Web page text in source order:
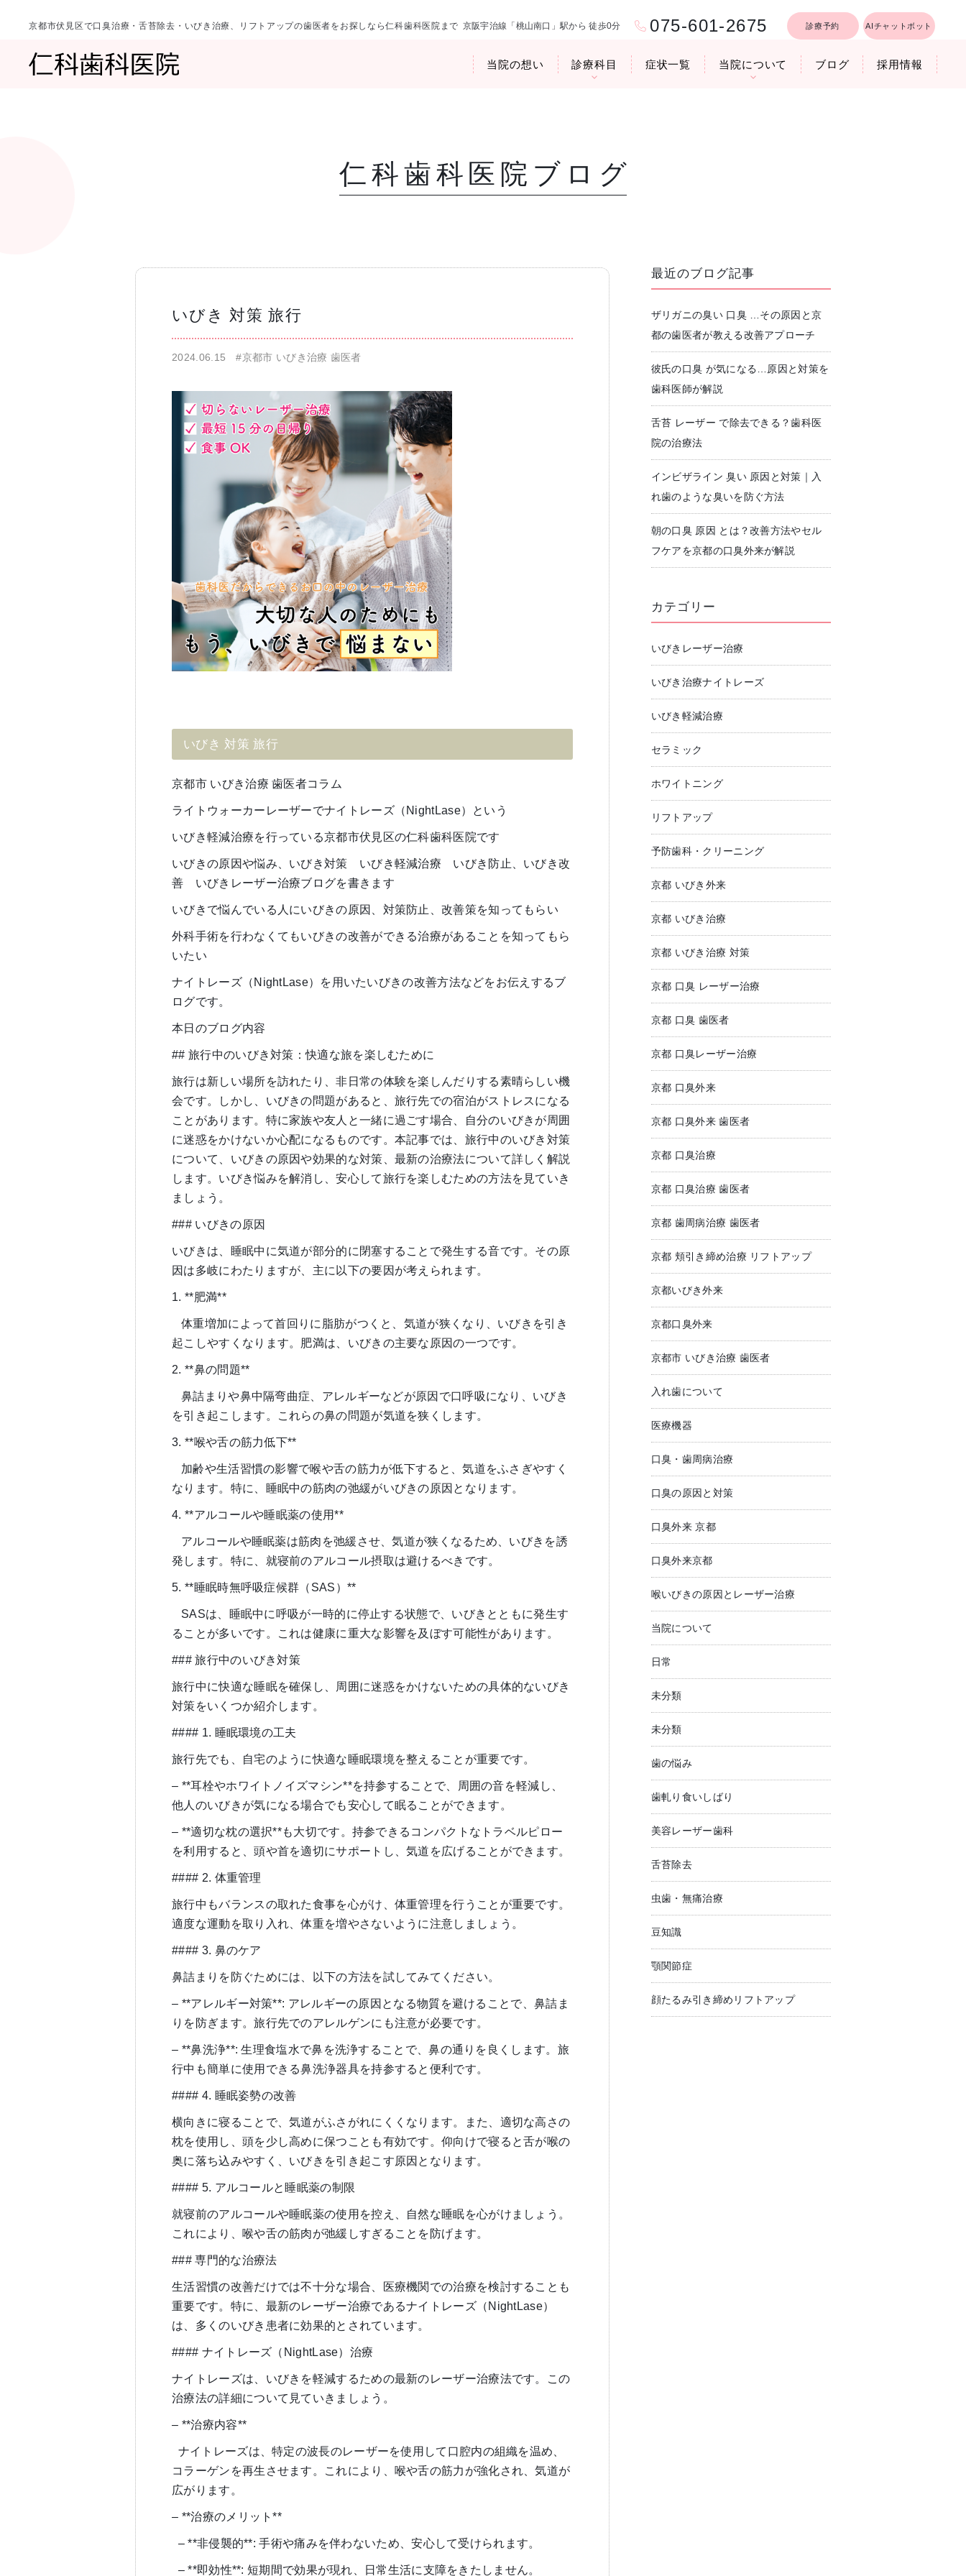
京都市伏見区で口臭治療・舌苔除去・いびき治療、リフトアップの歯医者をお探しなら仁科歯科医院まで 京阪宇治線「桃山南口」駅から 徒歩0分 075-601-2675 診療予約 AIチャットボット
当院の想い 診療科目
一般歯科・小児歯科 予防歯科・クリーニング
無痛治療 高齢者歯科・入れ歯
症状一覧 当院について
仁科歯科医院ブログ
ブログ 採用情報
仁科歯科医院ブログ
いびき 対策 旅行
2024.06.15#京都市 いびき治療 歯医者
いびき 対策 旅行
京都市 いびき治療 歯医者コラム
ライトウォーカーレーザーでナイトレーズ（NightLase）という
いびき軽減治療を行っている京都市伏見区の仁科歯科医院です
いびきの原因や悩み、いびき対策 いびき軽減治療 いびき防止、いびき改
善 いびきレーザー治療ブログを書きます
いびきで悩んでいる人にいびきの原因、対策防止、改善策を知ってもらい
外科手術を行わなくてもいびきの改善ができる治療があることを知ってもら
いたい
ナイトレーズ（NightLase）を用いたいびきの改善方法などをお伝えするブ
ログです。
本日のブログ内容
## 旅行中のいびき対策：快適な旅を楽しむために
旅行は新しい場所を訪れたり、非日常の体験を楽しんだりする素晴らしい機
会です。しかし、いびきの問題があると、旅行先での宿泊がストレスになる
ことがあります。特に家族や友人と一緒に過ごす場合、自分のいびきが周囲
に迷惑をかけないか心配になるものです。本記事では、旅行中のいびき対策
について、いびきの原因や効果的な対策、最新の治療法について詳しく解説
します。いびき悩みを解消し、安心して旅行を楽しむための方法を見ていき
ましょう。
### いびきの原因
いびきは、睡眠中に気道が部分的に閉塞することで発生する音です。その原
因は多岐にわたりますが、主に以下の要因が考えられます。
1. **肥満**
体重増加によって首回りに脂肪がつくと、気道が狭くなり、いびきを引き
起こしやすくなります。肥満は、いびきの主要な原因の一つです。
2. **鼻の問題**
鼻詰まりや鼻中隔弯曲症、アレルギーなどが原因で口呼吸になり、いびき
を引き起こします。これらの鼻の問題が気道を狭くします。
3. **喉や舌の筋力低下**
加齢や生活習慣の影響で喉や舌の筋力が低下すると、気道をふさぎやすく
なります。特に、睡眠中の筋肉の弛緩がいびきの原因となります。
4. **アルコールや睡眠薬の使用**
アルコールや睡眠薬は筋肉を弛緩させ、気道が狭くなるため、いびきを誘
発します。特に、就寝前のアルコール摂取は避けるべきです。
5. **睡眠時無呼吸症候群（SAS）**
SASは、睡眠中に呼吸が一時的に停止する状態で、いびきとともに発生す
ることが多いです。これは健康に重大な影響を及ぼす可能性があります。
### 旅行中のいびき対策
旅行中に快適な睡眠を確保し、周囲に迷惑をかけないための具体的ないびき
対策をいくつか紹介します。
#### 1. 睡眠環境の工夫
旅行先でも、自宅のように快適な睡眠環境を整えることが重要です。
– **耳栓やホワイトノイズマシン**を持参することで、周囲の音を軽減し、
他人のいびきが気になる場合でも安心して眠ることができます。
– **適切な枕の選択**も大切です。持参できるコンパクトなトラベルピロー
を利用すると、頭や首を適切にサポートし、気道を広げることができます。
#### 2. 体重管理
旅行中もバランスの取れた食事を心がけ、体重管理を行うことが重要です。
適度な運動を取り入れ、体重を増やさないように注意しましょう。
#### 3. 鼻のケア
鼻詰まりを防ぐためには、以下の方法を試してみてください。
– **アレルギー対策**: アレルギーの原因となる物質を避けることで、鼻詰ま
りを防ぎます。旅行先でのアレルゲンにも注意が必要です。
– **鼻洗浄**: 生理食塩水で鼻を洗浄することで、鼻の通りを良くします。旅
行中も簡単に使用できる鼻洗浄器具を持参すると便利です。
#### 4. 睡眠姿勢の改善
横向きに寝ることで、気道がふさがれにくくなります。また、適切な高さの
枕を使用し、頭を少し高めに保つことも有効です。仰向けで寝ると舌が喉の
奥に落ち込みやすく、いびきを引き起こす原因となります。
#### 5. アルコールと睡眠薬の制限
就寝前のアルコールや睡眠薬の使用を控え、自然な睡眠を心がけましょう。
これにより、喉や舌の筋肉が弛緩しすぎることを防げます。
### 専門的な治療法
生活習慣の改善だけでは不十分な場合、医療機関での治療を検討することも
重要です。特に、最新のレーザー治療であるナイトレーズ（NightLase）
は、多くのいびき患者に効果的とされています。
#### ナイトレーズ（NightLase）治療
ナイトレーズは、いびきを軽減するための最新のレーザー治療法です。この
治療法の詳細について見ていきましょう。
– **治療内容**
ナイトレーズは、特定の波長のレーザーを使用して口腔内の組織を温め、
コラーゲンを再生させます。これにより、喉や舌の筋力が強化され、気道が
広がります。
– **治療のメリット**
– **非侵襲的**: 手術や痛みを伴わないため、安心して受けられます。
– **即効性**: 短期間で効果が現れ、日常生活に支障をきたしません。
最近のブログ記事
ザリガニの臭い 口臭 …その原因と京
都の歯医者が教える改善アプローチ
彼氏の口臭 が気になる…原因と対策を
歯科医師が解説
舌苔 レーザー で除去できる？歯科医
院の治療法
インビザライン 臭い 原因と対策｜入
れ歯のような臭いを防ぐ方法
朝の口臭 原因 とは？改善方法やセル
フケアを京都の口臭外来が解説
カテゴリー
いびきレーザー治療
いびき治療ナイトレーズ
いびき軽減治療
セラミック
ホワイトニング
リフトアップ
予防歯科・クリーニング
京都 いびき外来
京都 いびき治療
京都 いびき治療 対策
京都 口臭 レーザー治療
京都 口臭 歯医者
京都 口臭レーザー治療
京都 口臭外来
京都 口臭外来 歯医者
京都 口臭治療
京都 口臭治療 歯医者
京都 歯周病治療 歯医者
京都 頬引き締め治療 リフトアップ
京都いびき外来
京都口臭外来
京都市 いびき治療 歯医者
入れ歯について
医療機器
口臭・歯周病治療
口臭の原因と対策
口臭外来 京都
口臭外来京都
喉いびきの原因とレーザー治療
当院について
日常
未分類
未分類
歯の悩み
歯軋り食いしばり
美容レーザー歯科
舌苔除去
虫歯・無痛治療
豆知識
顎関節症
顔たるみ引き締めリフトアップ